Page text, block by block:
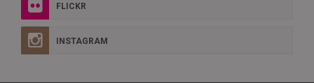
FLICKR
INSTAGRAM